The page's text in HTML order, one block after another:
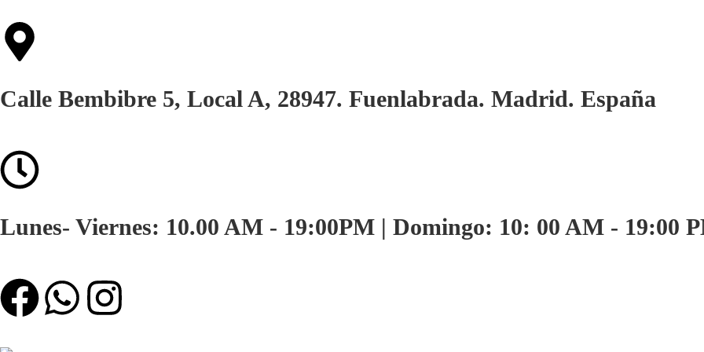
Calle Bembibre 5, Local A, 28947. Fuenlabrada. Madrid. España
Lunes- Viernes: 10.00 AM - 19:00PM | Domingo: 10: 00 AM - 19:00